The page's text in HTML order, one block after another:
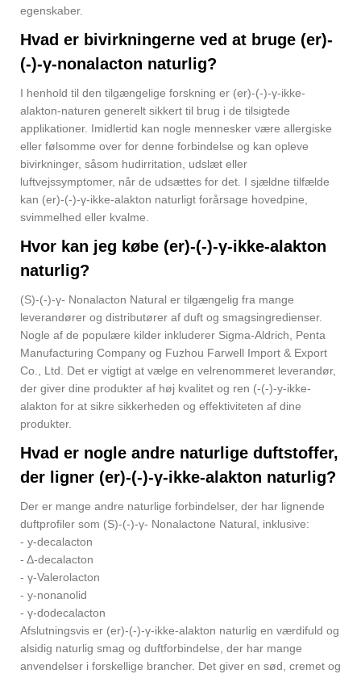
egenskaber.
Hvad er bivirkningerne ved at bruge (er)-
(-)-γ-nonalacton naturlig?
I henhold til den tilgængelige forskning er (er)-(-)-γ-ikke-
alakton-naturen generelt sikkert til brug i de tilsigtede
applikationer. Imidlertid kan nogle mennesker være allergiske
eller følsomme over for denne forbindelse og kan opleve
bivirkninger, såsom hudirritation, udslæt eller
luftvejssymptomer, når de udsættes for det. I sjældne tilfælde
kan (er)-(-)-γ-ikke-alakton naturligt forårsage hovedpine,
svimmelhed eller kvalme.
Hvor kan jeg købe (er)-(-)-γ-ikke-alakton
naturlig?
(S)-(-)-γ- Nonalacton Natural er tilgængelig fra mange
leverandører og distributører af duft og smagsingredienser.
Nogle af de populære kilder inkluderer Sigma-Aldrich, Penta
Manufacturing Company og Fuzhou Farwell Import & Export
Co., Ltd. Det er vigtigt at vælge en velrenommeret leverandør,
der giver dine produkter af høj kvalitet og ren (-(-)-y-ikke-
alakton for at sikre sikkerheden og effektiviteten af ​​dine
produkter.
Hvad er nogle andre naturlige duftstoffer,
der ligner (er)-(-)-γ-ikke-alakton naturlig?
Der er mange andre naturlige forbindelser, der har lignende
duftprofiler som (S)-(-)-γ- Nonalactone Natural, inklusive:
- y-decalacton
- Δ-decalacton
- γ-Valerolacton
- y-nonanolid
- γ-dodecalacton
Afslutningsvis er (er)-(-)-γ-ikke-alakton naturlig en værdifuld og
alsidig naturlig smag og duftforbindelse, der har mange
anvendelser i forskellige brancher. Det giver en sød, cremet og